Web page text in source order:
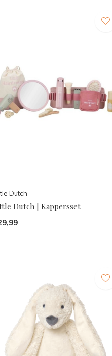
Dutch
Dutch | Kappersset